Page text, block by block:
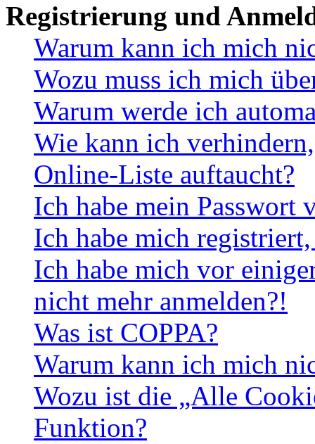
Registrierung und
Warum kann ich mich
Wozu muss ich mich
Warum werde ich
Wie kann ich
Online-Liste auftaucht?
Ich habe mein Passwort
Ich habe mich
Ich habe mich vor
nicht mehr anmelden?!
Was ist COPPA?
Warum kann ich mich
Wozu ist die „Alle
Funktion?